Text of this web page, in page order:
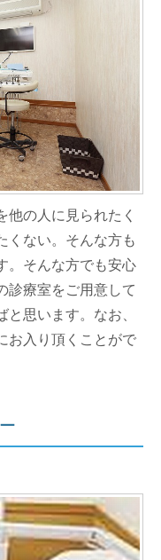
他の人に見られたく
くない。そんな方も
。そんな方でも安心
診療室をご用意して
思います。なお、
お入り頂くことがで